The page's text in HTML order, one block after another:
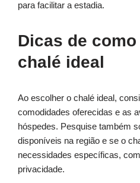
para facilitar a estadia.
Dicas de
chalé ideal
Ao escolher o chalé ideal,
comodidades oferecidas e as
hóspedes. Pesquise também
disponíveis na região e se o
necessidades específicas,
privacidade.